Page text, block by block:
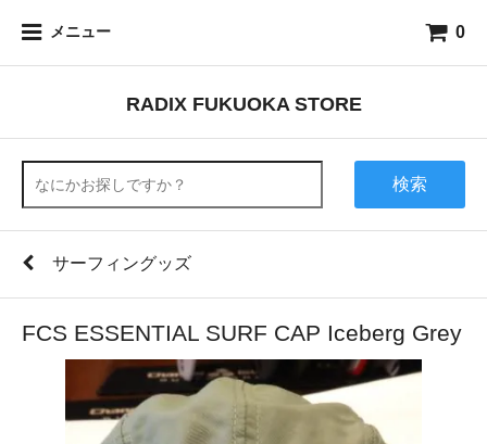
メニュー 0
RADIX FUKUOKA STORE
検索
サーフィングッズ
FCS ESSENTIAL SURF CAP Iceberg Grey